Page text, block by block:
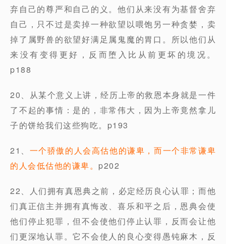
弃自己的尊严和自己的义。他们从来没有为基督舍弃
自己，只不过是卖掉一种欲望以喂饱另一种贪婪，卖
掉了属野兽的欲望好满足属鬼魔的胃口。所以他们从
来没有变得更好，反而堕入比从前更坏的境况。
p188
20、从某个意义上讲，经历上帝的救恩本身就是一件
了不起的事情：是的，非常伟大，因为上帝竟然拿儿
子的饼给我们这些狗吃。p193
21、 一个骄傲的人会高估他的谦卑，而一个非常谦卑
的人会低估他的谦卑。 p202
22、人们拥有真恩典之前，必定经历良心认罪；而他
们真正信主并拥有真悔改、喜乐和平之后，恩典会使
他们停止犯罪，但不会使他们停止认罪，反而会让他
们更深地认罪。它不会使人的良心变得愚钝麻木，反